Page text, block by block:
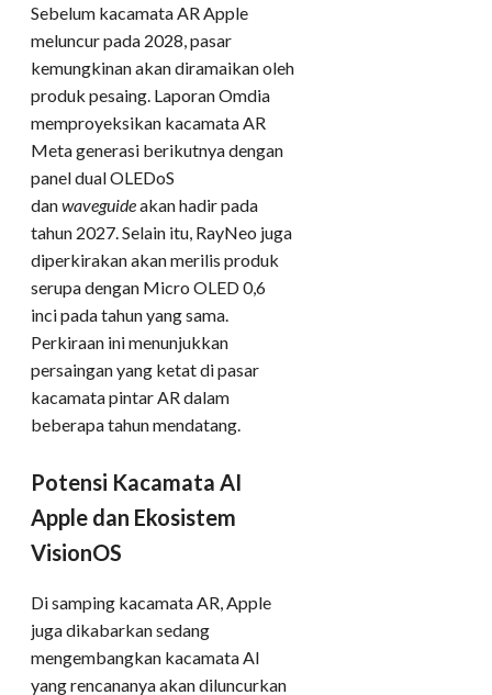
Sebelum kacamata AR Apple
meluncur pada 2028, pasar
kemungkinan akan diramaikan oleh
produk pesaing. Laporan Omdia
memproyeksikan kacamata AR
Meta generasi berikutnya dengan
panel dual OLEDoS
danwaveguideakan hadir pada
tahun 2027. Selain itu, RayNeo juga
diperkirakan akan merilis produk
serupa dengan Micro OLED 0,6
inci pada tahun yang sama.
Perkiraan ini menunjukkan
persaingan yang ketat di pasar
kacamata pintar AR dalam
beberapa tahun mendatang.
Potensi Kacamata AI
Apple dan Ekosistem
VisionOS
Di samping kacamata AR, Apple
juga dikabarkan sedang
mengembangkan kacamata AI
yang rencananya akan diluncurkan